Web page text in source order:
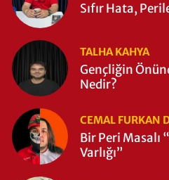
Sıfır Hata,
TALHA KAHYA
Gençliğin
Nedir?
CEMAL FURKAN
Bir Peri Masalı
Varlığı”